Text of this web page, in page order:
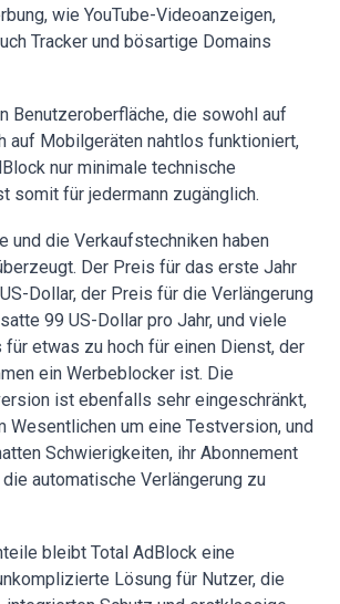
wie YouTube-Videoanzeigen,
Tracker und bösartige Domains
Benutzeroberfläche, die sowohl auf
auf Mobilgeräten nahtlos funktioniert,
nur minimale technische
somit für jedermann zugänglich.
und die Verkaufstechniken haben
Der Preis für das erste Jahr
Dollar, der Preis für die Verlängerung
99 US-Dollar pro Jahr, und viele
für etwas zu hoch für einen Dienst, der
ein Werbeblocker ist. Die
ist ebenfalls sehr eingeschränkt,
Wesentlichen um eine Testversion, und
Schwierigkeiten, ihr Abonnement
automatische Verlängerung zu
bleibt Total AdBlock eine
Lösung für Nutzer, die